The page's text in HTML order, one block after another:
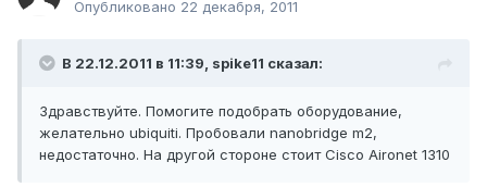
Опубликовано 22 декабря, 2011
В 22.12.2011 в 11:39, spike11 сказал:
Здравствуйте. Помогите подобрать оборудование,
желательно ubiquiti. Пробовали nanobridge m2,
недостаточно. На другой стороне стоит Cisco Aironet 1310